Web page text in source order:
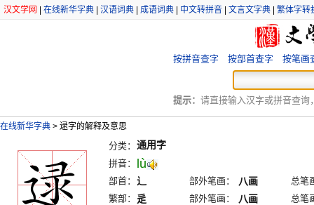
汉文学网 在线新华字典 汉语词典 成语词典 中文转拼音 文言文字典 繁体字转
按拼音查字 按部首查字 按笔画
提示： 请直接输入汉字或拼音查询
在线新华字典 > 逯字的解释及意思
分类： 通用字
拼音： lù
部首： 辶 部外笔画： 八画
总笔
繁部：
辵 部外笔画： 八画
总笔